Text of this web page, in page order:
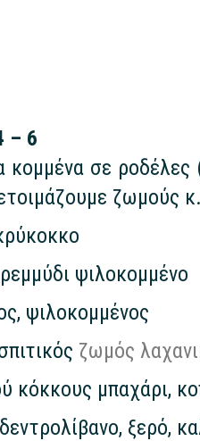
– 6
σε ροδέλες
ζωμούς
ψιλοκομμένο
ψιλοκομμένος
ζωμός
κόκκους μπαχάρι,
ξερό,